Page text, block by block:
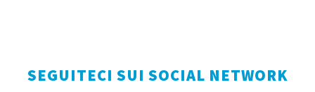
SEGUITECI SUI SOCIAL NETWORK